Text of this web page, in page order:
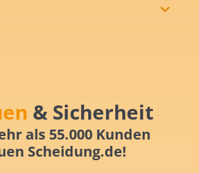
& Sicherheit
als 55.000 Kunden
Scheidung.de!